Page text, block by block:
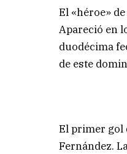
El «héroe»
Apareció en
duodécima
de este
El primer gol
Fernández.